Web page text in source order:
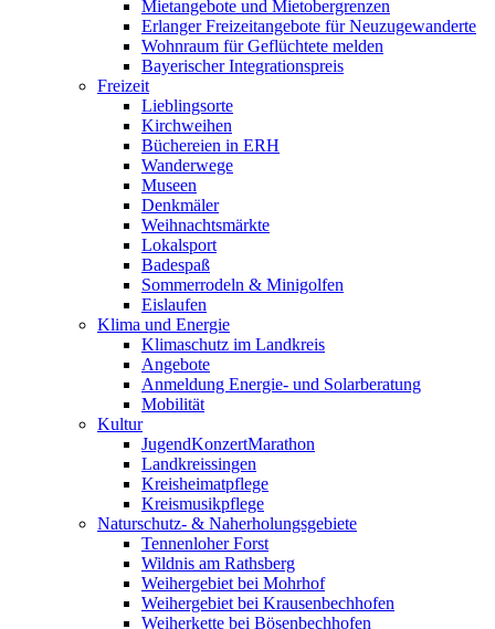
Mietangebote und Mietobergrenzen
Erlanger Freizeitangebote für Neuzugewanderte
Wohnraum für Geflüchtete melden
Bayerischer Integrationspreis
Freizeit
Lieblingsorte
Kirchweihen
Büchereien in ERH
Wanderwege
Museen
Denkmäler
Weihnachtsmärkte
Lokalsport
Badespaß
Sommerrodeln & Minigolfen
Eislaufen
Klima und Energie
Klimaschutz im Landkreis
Angebote
Anmeldung Energie- und Solarberatung
Mobilität
Kultur
JugendKonzertMarathon
Landkreissingen
Kreisheimatpflege
Kreismusikpflege
Naturschutz- & Naherholungsgebiete
Tennenloher Forst
Wildnis am Rathsberg
Weihergebiet bei Mohrhof
Weihergebiet bei Krausenbechhofen
Weiherkette bei Bösenbechhofen